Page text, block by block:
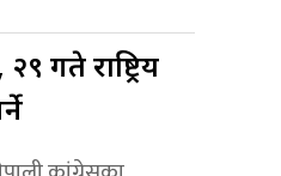
गते राष्ट्रिय